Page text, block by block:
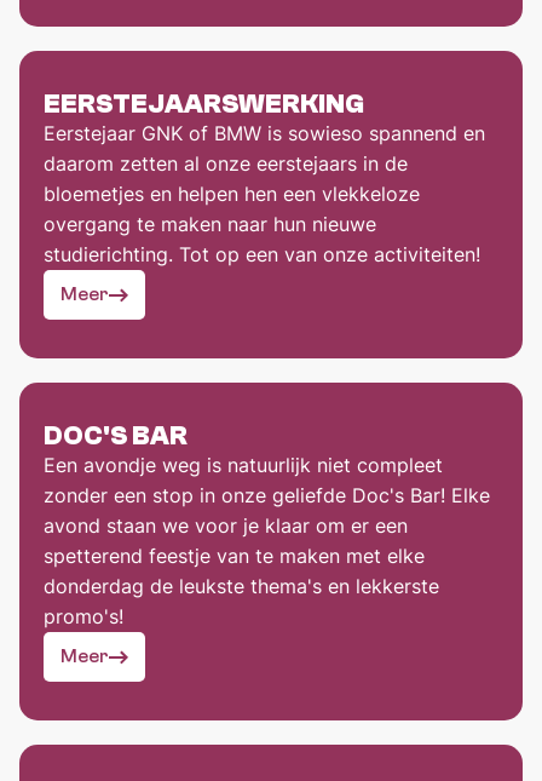
EERSTEJAARSWERKING
Eerstejaar GNK of BMW is sowieso spannend en
daarom zetten al onze eerstejaars in de
bloemetjes en helpen hen een vlekkeloze
overgang te maken naar hun nieuwe
studierichting. Tot op een van onze activiteiten!
Meer
DOC'S BAR
Een avondje weg is natuurlijk niet compleet
zonder een stop in onze geliefde Doc's Bar! Elke
avond staan we voor je klaar om er een
spetterend feestje van te maken met elke
donderdag de leukste thema's en lekkerste
promo's!
Meer